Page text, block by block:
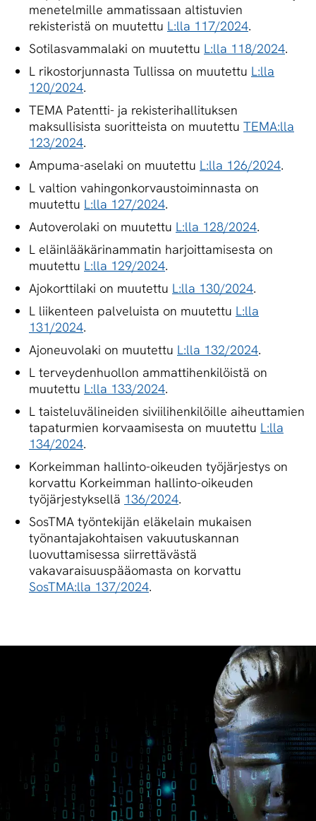
menetelmille ammatissaan altistuvien
rekisteristä on muutettu L:lla 117/2024.
Sotilasvammalaki on muutettu L:lla 118/2024.
L rikostorjunnasta Tullissa on muutettu L:lla
120/2024.
TEMA Patentti- ja rekisterihallituksen
maksullisista suoritteista on muutettu TEMA:lla
123/2024.
Ampuma-aselaki on muutettu L:lla 126/2024.
L valtion vahingonkorvaustoiminnasta on
muutettu L:lla 127/2024.
Autoverolaki on muutettu L:lla 128/2024.
L eläinlääkärinammatin harjoittamisesta on
muutettu L:lla 129/2024.
Ajokorttilaki on muutettu L:lla 130/2024.
L liikenteen palveluista on muutettu L:lla
131/2024.
Ajoneuvolaki on muutettu L:lla 132/2024.
L terveydenhuollon ammattihenkilöistä on
muutettu L:lla 133/2024.
L taisteluvälineiden siviilihenkilöille aiheuttamien
tapaturmien korvaamisesta on muutettu L:lla
134/2024.
Korkeimman hallinto-oikeuden työjärjestys on
korvattu Korkeimman hallinto-oikeuden
työjärjestyksellä 136/2024.
SosTMA työntekijän eläkelain mukaisen
työnantajakohtaisen vakuutuskannan
luovuttamisessa siirrettävästä
vakavaraisuuspääomasta on korvattu
SosTMA:lla 137/2024.